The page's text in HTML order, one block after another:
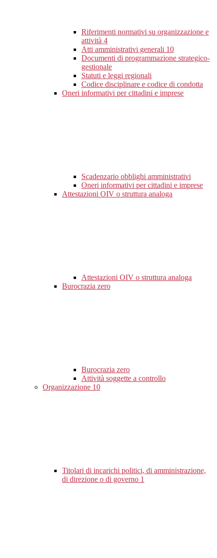
Riferimenti normativi su organizzazione e
attività 4
Atti amministrativi generali 10
Documenti di programmazione strategico-
gestionale
Statuti e leggi regionali
Codice disciplinare e codice di condotta
Oneri informativi per cittadini e imprese
Scadenzario obblighi amministrativi
Oneri informativi per cittadini e imprese
Attestazioni OIV o struttura analoga
Attestazioni OIV o struttura analoga
Burocrazia zero
Burocrazia zero
Attività soggette a controllo
Organizzazione 10
Titolari di incarichi politici, di amministrazione,
di direzione o di governo 1